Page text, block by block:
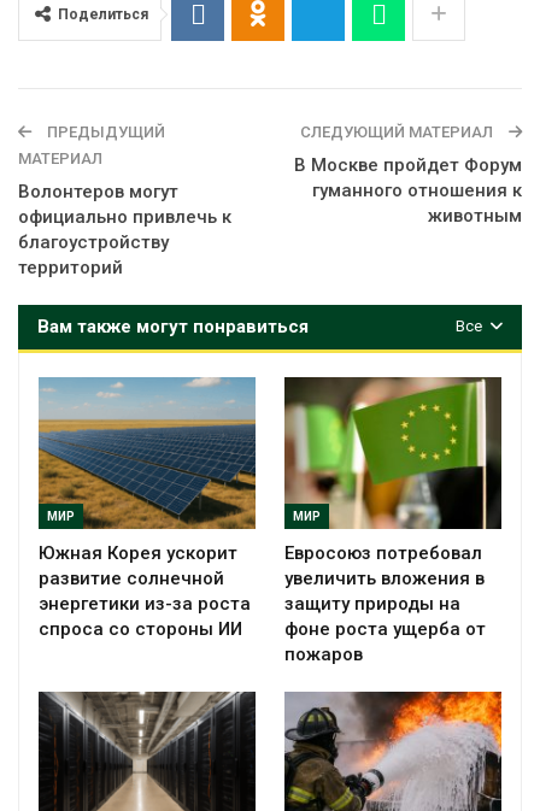
Поделиться
ПРЕДЫДУЩИЙ
МАТЕРИАЛ
Волонтеров могут
официально привлечь к
благоустройству
территорий
СЛЕДУЮЩИЙ МАТЕРИАЛ
В Москве пройдет Форум
гуманного отношения к
животным
Все
Вам также могут понравиться
МИР
Южная Корея ускорит
развитие солнечной
энергетики из-за роста
спроса со стороны ИИ
МИР
Евросоюз потребовал
увеличить вложения в
защиту природы на
фоне роста ущерба от
пожаров